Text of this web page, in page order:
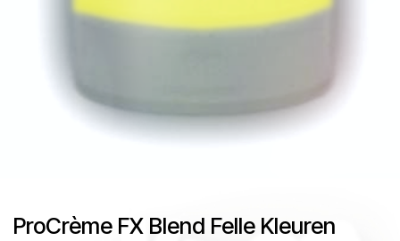
ProCrème FX Blend Felle Kleuren